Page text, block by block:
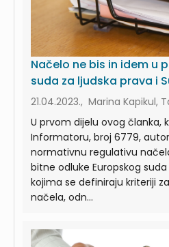
Načelo ne bis in idem u
suda za ljudska prava i
21.04.2023., Marina Kapikul,
U prvom dijelu ovog članka,
Informatoru, broj 6779,
normativnu regulativu
bitne odluke Europskog
kojima se definiraju kriteriji
načela, odn...